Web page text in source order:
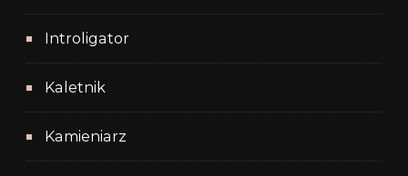
Introligator
Kaletnik
Kamieniarz